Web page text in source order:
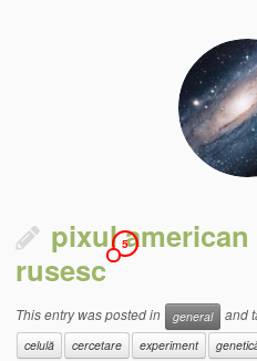
pixul
rusesc
5
This entry was posted in general and
celulă
cercetare experiment